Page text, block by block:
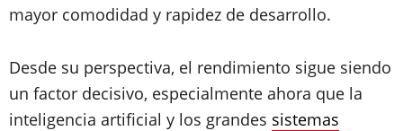
mayor comodidad y rapidez de desarrollo.
Desde su perspectiva, el rendimiento sigue siendo
un factor decisivo, especialmente ahora que la
inteligencia artificial y los grandes sistemas